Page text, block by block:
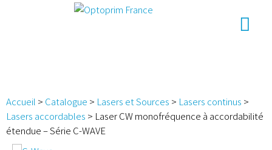
Accueil > Catalogue > Lasers et Sources > Lasers continus >
Lasers accordables > Laser CW monofréquence à accordabilité
étendue – Série C-WAVE